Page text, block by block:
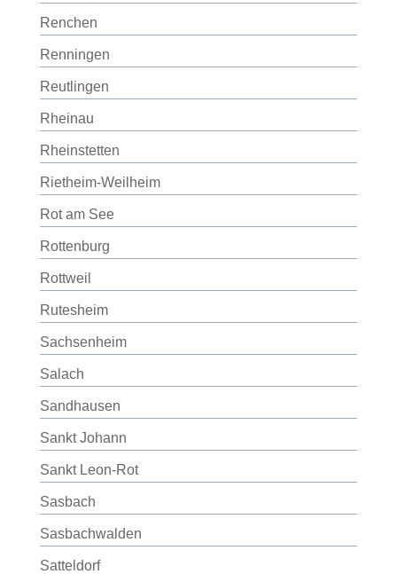
Renchen
Renningen
Reutlingen
Rheinau
Rheinstetten
Rietheim-Weilheim
Rot am See
Rottenburg
Rottweil
Rutesheim
Sachsenheim
Salach
Sandhausen
Sankt Johann
Sankt Leon-Rot
Sasbach
Sasbachwalden
Satteldorf